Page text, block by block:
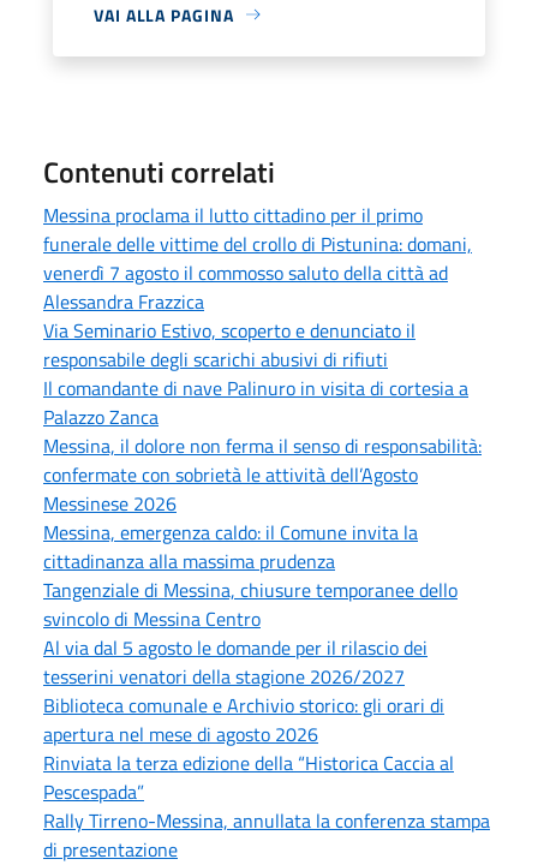
VAI ALLA PAGINA
Contenuti correlati
Messina proclama il lutto cittadino per il primo
funerale delle vittime del crollo di Pistunina: domani,
venerdì 7 agosto il commosso saluto della città ad
Alessandra Frazzica
Via Seminario Estivo, scoperto e denunciato il
responsabile degli scarichi abusivi di rifiuti
Il comandante di nave Palinuro in visita di cortesia a
Palazzo Zanca
Messina, il dolore non ferma il senso di responsabilità:
confermate con sobrietà le attività dell’Agosto
Messinese 2026
Messina, emergenza caldo: il Comune invita la
cittadinanza alla massima prudenza
Tangenziale di Messina, chiusure temporanee dello
svincolo di Messina Centro
Al via dal 5 agosto le domande per il rilascio dei
tesserini venatori della stagione 2026/2027
Biblioteca comunale e Archivio storico: gli orari di
apertura nel mese di agosto 2026
Rinviata la terza edizione della “Historica Caccia al
Pescespada”
Rally Tirreno-Messina, annullata la conferenza stampa
di presentazione